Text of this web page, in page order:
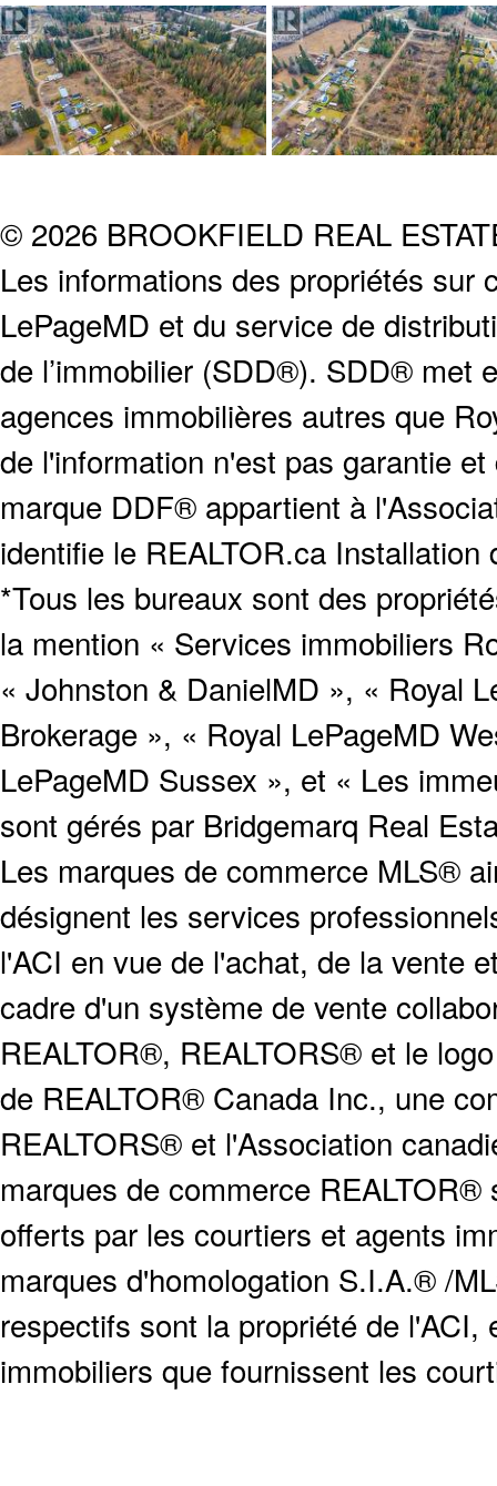
© 2026 BROOKFIELD REAL
Les informations des propriétés sur
LePageMD et du service de
de l’immobilier (SDD®). SDD® met
agences immobilières autres que
de l'information n'est pas garantie
marque DDF® appartient à
identifie le REALTOR.ca
*Tous les bureaux sont des
la mention « Services immobiliers
« Johnston & DanielMD », « Royal
Brokerage », « Royal LePageMD
LePageMD Sussex », et « Les
sont gérés par Bridgemarq Real
Les marques de commerce MLS®
désignent les services
l'ACI en vue de l'achat, de la vente
cadre d'un système de vente
REALTOR®, REALTORS® et le
de REALTOR® Canada Inc., une
REALTORS® et l'Association
marques de commerce
offerts par les courtiers et agents
marques d'homologation S.I.A.® /
respectifs sont la propriété de
immobiliers que fournissent les